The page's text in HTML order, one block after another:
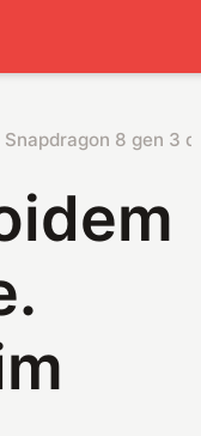
8 gen 3